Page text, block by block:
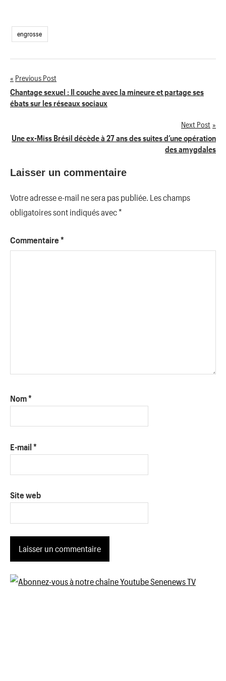
engrosse
Navigation
de
Previous Post
Chantage sexuel : Il couche avec la mineure et partage ses
ébats sur les réseaux sociaux
Next Post
Une ex-Miss Brésil décède à 27 ans des suites d’une opération
des amygdales
Laisser un commentaire
Votre adresse e-mail ne sera pas publiée. Les champs
obligatoires sont indiqués avec*
Commentaire *
Nom*
E-mail *
Site web